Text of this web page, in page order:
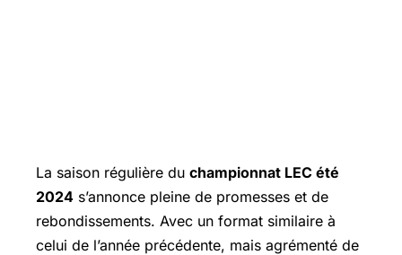
La saison régulière du championnat LEC été
2024 s’annonce pleine de promesses et de
rebondissements. Avec un format similaire à
celui de l’année précédente, mais agrémenté de